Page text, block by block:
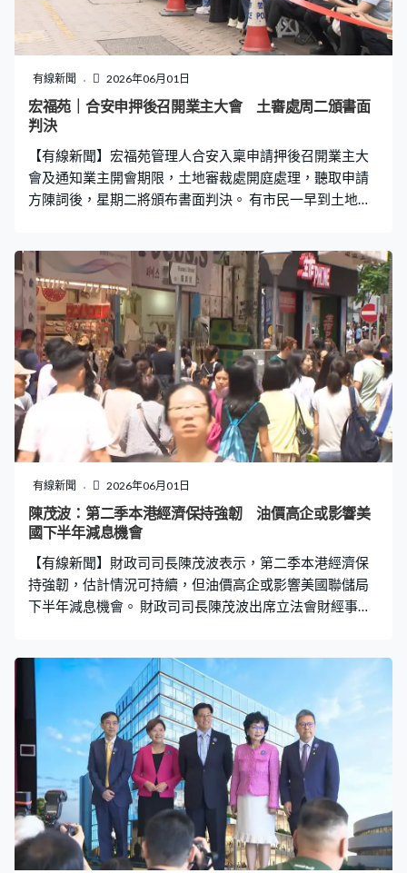
期望獲取伊朗的保證。 特朗普會上亦對美國原先向伊朗提
出的解除制裁等紓困措施表示擔憂。美國官員指特朗普不
滿伊朗遲遲未有回覆美國提出的停火方案，決定向伊朗提
出用詞更強硬的修訂版諒解備忘錄，以迫使德黑蘭當局在
核問題和保持霍爾木茲海峽航道暢通能作出更明確的承
諾。 伊朗外長阿拉格齊指雙方繼續談判，認為傳媒流傳的
發表演說時，強調伊朗的權利獲保障前，不會批
有線新聞 2026年06月01日
宏福苑｜合安申押後召開業主大會 土審處周二頒書面
判決
【有線新聞】宏福苑管理人合安入稟申請押後召開業主大
會及通知業主開會期限，土地審裁處開庭處理，聽取申請
方陳詞後，星期二將頒布書面判決。 有市民一早到土地審
要求法庭裁定在宏福苑的特殊情況下，應否延長向業主送
達通知的期限和以替代方式作出指示。 合安一方認為開會
是業主實質權利，舉例在新冠疫情等特殊情況，業主不能
聚集開會，法庭應有權在適當情況下作出補救。法官林展
程質疑法庭是否有權延長期限。合安一方解釋《建築物管
理條例》未有明文規定法庭有權延長期限，但根據《土地
審裁處條例》，法庭具有「隱含權力」或「附帶權力」作
出延長；又引用案例指過往有法團未能按時開會，獲法庭
批准延長開會時限，認為法庭有權延長。 林展程指出法庭
當時有要求涉案法團在新限期前履行責任，但今次開會期
限未到，就要求法庭放寬。合安一方又指出居民在火災後
四散，有383戶完全沒有任何聯絡資料，又已嘗試聯絡至
少8個場地，但均無法容納預期的1000人，所以希望法庭
的質疑非指合安做得不好，強調今次情況
有線新聞 2026年06月01日
陳茂波：第二季本港經濟保持強韌 油價高企或影響美
國下半年減息機會
【有線新聞】財政司司長陳茂波表示，第二季本港經濟保
持強韌，估計情況可持續，但油價高企或影響美國聯儲局
下半年減息機會。 財政司司長陳茂波出席立法會財經事務
定投資勢頭非常好，剛才介紹17.7%增長，就人工智能電
子設備相關出口這麼強勁，這方面投資動力是持續的。在
出口方面貨物出口我們是看好的，服務出口方面，金融市
場今年下半年有很多不同變數，但基調仍向好。」 他表示
中東衝突後，吸引更多資金來港，去年9月至今的股市升
浪，有部分由中東資金推動。不過當地衝突仍充滿變數，
考慮到年初至今油價升幅，已上調本港今年通脹預測到
2.5%至2.6%，而油價高企亦影響美國聯儲局下半年減息機
會。據我觀察以及與來自商界朋友的交流，美國的通脹其
實很厲害，在這環境之下有幾大空間減息都存疑。當然另